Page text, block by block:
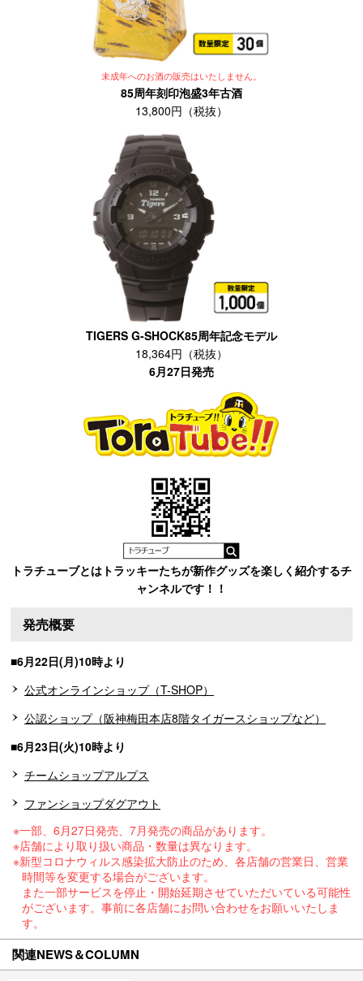
未成年へのお酒の販売はいたしません。
85周年刻印泡盛3年古酒
13,800円（税抜）
TIGERS G-SHOCK85周年記念モデル
18,364円（税抜）
6月27日発売
トラチューブとはトラッキーたちが新作グッズを楽しく紹介するチ
ャンネルです！！
発売概要
■6月22日(月)10時より
公式オンラインショップ（T-SHOP）
公認ショップ（阪神梅田本店8階タイガースショップなど）
■6月23日(火)10時より
チームショップアルプス
ファンショップダグアウト
※一部、6月27日発売、7月発売の商品があります。
※店舗により取り扱い商品・数量は異なります。
※新型コロナウィルス感染拡大防止のため、各店舗の営業日、営業
時間等を変更する場合がございます。
また一部サービスを停止・開始延期させていただいている可能性
がございます。事前に各店舗にお問い合わせをお願いいたしま
す。
関連NEWS＆COLUMN